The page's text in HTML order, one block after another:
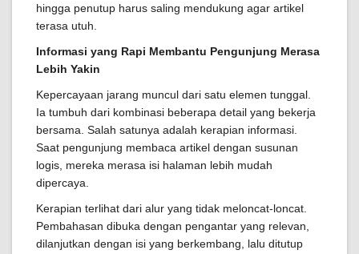
hingga penutup harus saling mendukung agar artikel
terasa utuh.
Informasi yang Rapi Membantu Pengunjung Merasa
Lebih Yakin
Kepercayaan jarang muncul dari satu elemen tunggal.
Ia tumbuh dari kombinasi beberapa detail yang bekerja
bersama. Salah satunya adalah kerapian informasi.
Saat pengunjung membaca artikel dengan susunan
logis, mereka merasa isi halaman lebih mudah
dipercaya.
Kerapian terlihat dari alur yang tidak meloncat-loncat.
Pembahasan dibuka dengan pengantar yang relevan,
dilanjutkan dengan isi yang berkembang, lalu ditutup